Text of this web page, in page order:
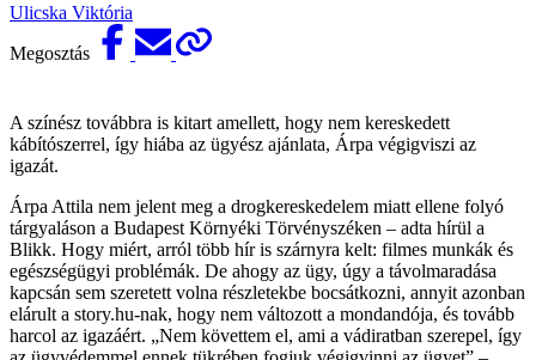
Ulicska Viktória
Megosztás
A színész továbbra is kitart amellett, hogy nem kereskedett
kábítószerrel, így hiába az ügyész ajánlata, Árpa végigviszi az
igazát.
Árpa Attila nem jelent meg a drogkereskedelem miatt ellene folyó
tárgyaláson a Budapest Környéki Törvényszéken – adta hírül a
Blikk. Hogy miért, arról több hír is szárnyra kelt: filmes munkák és
egészségügyi problémák. De ahogy az ügy, úgy a távolmaradása
kapcsán sem szeretett volna részletekbe bocsátkozni, annyit azonban
elárult a story.hu-nak, hogy nem változott a mondandója, és tovább
harcol az igazáért. „Nem követtem el, ami a vádiratban szerepel, így